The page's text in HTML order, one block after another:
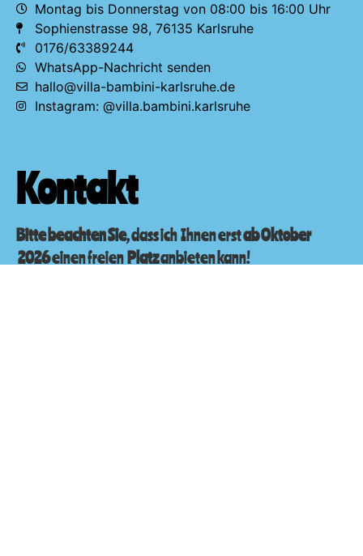
Montag bis Donnerstag von 08:00 bis 16:00 Uhr
Sophienstrasse 98, 76135 Karlsruhe
0176/63389244
WhatsApp-Nachricht senden
hallo@villa-bambini-karlsruhe.de
Instagram: @villa.bambini.karlsruhe
Kontakt
Bitte beachten Sie, dass ich Ihnen erstab Oktober
2026einen freienPlatzanbieten kann!